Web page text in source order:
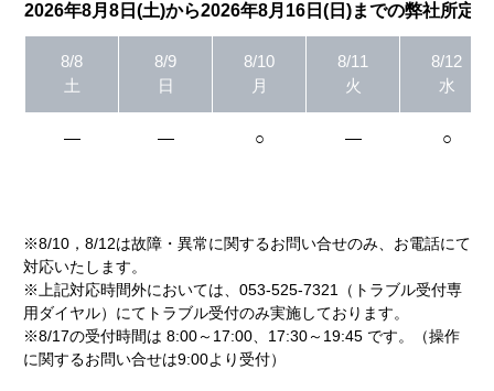
2026年8月8日(土)から2026年8月16日(日)までの弊社所定
8/8
土
8/9
日
8/10
月
8/11
火
8/12
水
― ― ○ ― ○
※8/10，8/12は故障・異常に関するお問い合せのみ、お電話にて
対応いたします。
※上記対応時間外においては、053-525-7321（トラブル受付専
用ダイヤル）にてトラブル受付のみ実施しております。
※8/17の受付時間は 8:00～17:00、17:30～19:45 です。（操作
に関するお問い合せは9:00より受付）